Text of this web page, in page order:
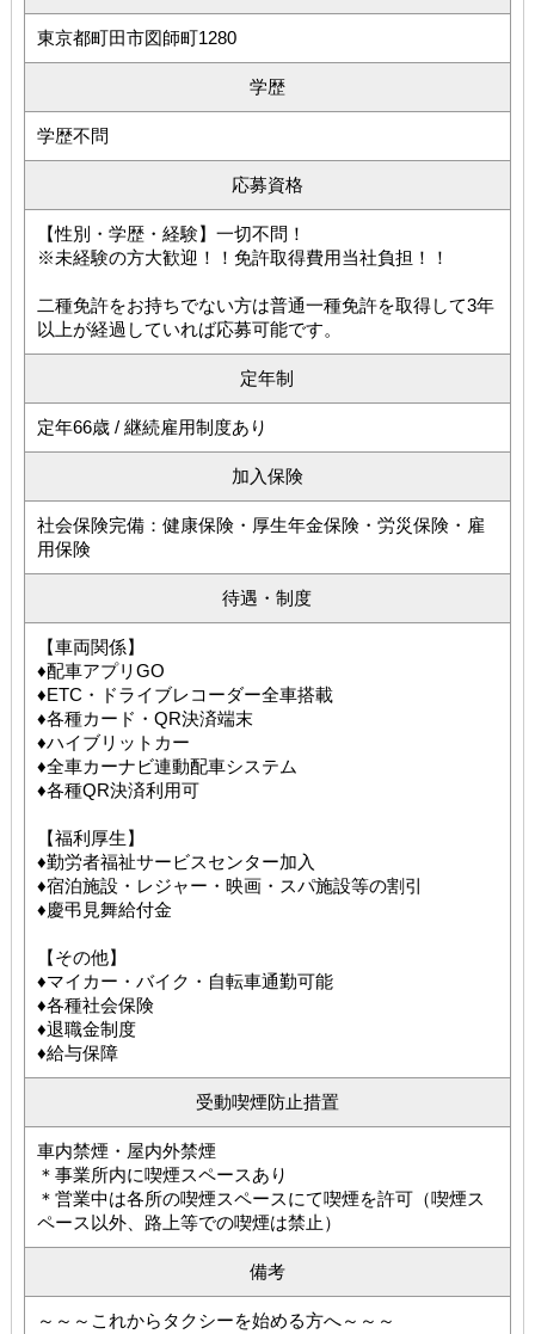
東京都町田市図師町1280
学歴
学歴不問
応募資格
【性別・学歴・経験】一切不問！
※未経験の方大歓迎！！免許取得費用当社負担！！
二種免許をお持ちでない方は普通一種免許を取得して3年
以上が経過していれば応募可能です。
定年制
定年66歳 / 継続雇用制度あり
加入保険
社会保険完備：健康保険・厚生年金保険・労災保険・雇
用保険
待遇・制度
【車両関係】
♦配車アプリGO
♦ETC・ドライブレコーダー全車搭載
♦各種カード・QR決済端末
♦ハイブリットカー
♦全車カーナビ連動配車システム
♦各種QR決済利用可
【福利厚生】
♦勤労者福祉サービスセンター加入
♦宿泊施設・レジャー・映画・スパ施設等の割引
♦慶弔見舞給付金
【その他】
♦マイカー・バイク・自転車通勤可能
♦各種社会保険
♦退職金制度
♦給与保障
受動喫煙防止措置
車内禁煙・屋内外禁煙
＊事業所内に喫煙スペースあり
＊営業中は各所の喫煙スペースにて喫煙を許可（喫煙ス
ペース以外、路上等での喫煙は禁止）
備考
～～～これからタクシーを始める方へ～～～